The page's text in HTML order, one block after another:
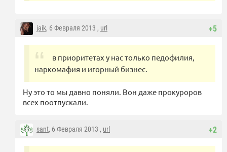
+5
jaik, 6 Февраля 2013 , url
в приоритетах у нас только педофилия,
наркомафия и игорный бизнес.
Ну это то мы давно поняли. Вон даже прокуроров
всех поотпускали.
+2
sant, 6 Февраля 2013 , url